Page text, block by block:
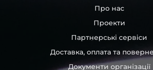
Про нас
Проекти
Партнерські сервіси
Доставка, оплата та
Документи організації